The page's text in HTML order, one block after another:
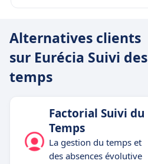
Alternatives clients
sur Eurécia Suivi des
temps
Factorial Suivi du
Temps
La gestion du temps et
des absences évolutive